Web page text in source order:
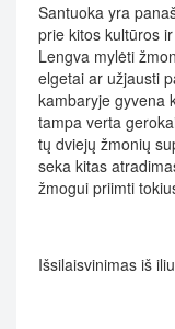
Santuoka yra
prie kitos kultūros
Lengva mylėti
elgetai ar užjausti
kambaryje gyvena
tampa verta
tų dviejų žmonių
seka kitas
žmogui priimti
Išsilaisvinimas iš